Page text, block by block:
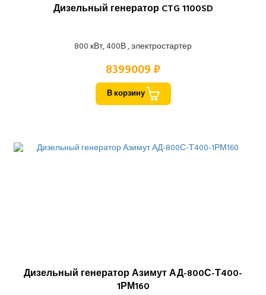
Дизельный генератор CTG 1100SD
800 кВт, 400В , электростартер
8399009 ₽
В корзину
Дизельный генератор Азимут АД-800С-Т400-
1РМ160